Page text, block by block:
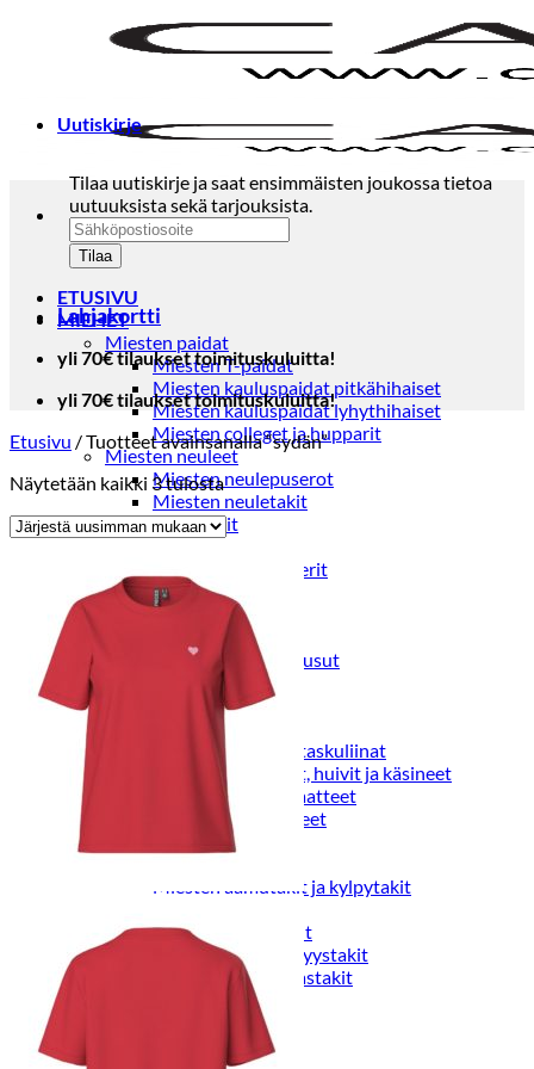
ETUSIVU
MIEHET
Miesten paidat
Miesten T-paidat
Miesten kauluspaidat pitkähihaiset
Miesten kauluspaidat lyhythihaiset
Miesten colleget ja hupparit
Miesten neuleet
Miesten neulepuserot
Miesten neuletakit
Puvut ja blazerit
Puvut
Puvuntakit ja blazerit
Miesten housut
Miesten housut
Miesten farkut
Miesten collegehousut
Miesten shortsit
Miesten asusteet
Vyöt ja olkaimet
Solmiot, rusetit ja taskuliinat
Miesten päähineet, huivit ja käsineet
Miesten yöasut ja alusvaatteet
Miesten alusvaatteet
Miesten sukat
Miesten aamutakit ja kylpytakit
Miesten nahkatakit
Miesten kevät-ja syystakit
Miesten villakangastakit
Miesten talvitakit
Uutiskirje
Tilaa uutiskirje ja saat ensimmäisten joukossa tietoa
uutuuksista sekä tarjouksista.
Lahjakortti
yli 70€ tilaukset toimituskuluitta!
yli 70€ tilaukset toimituskuluitta!
Etusivu /Tuotteet avainsanalla “sydän”
Näytetään kaikki 3 tulostaSorted
by
latest